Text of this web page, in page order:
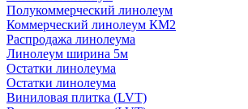
Полукоммерческий линолеум
Коммерческий линолеум КМ2
Распродажа линолеума
Линолеум ширина 5м
Остатки линолеума
Остатки линолеума
Виниловая плитка (LVT)